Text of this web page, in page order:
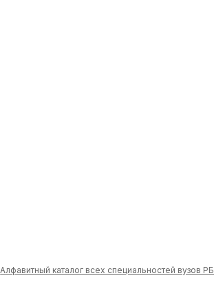
Алфавитный каталог всех специальностей вузов РБ